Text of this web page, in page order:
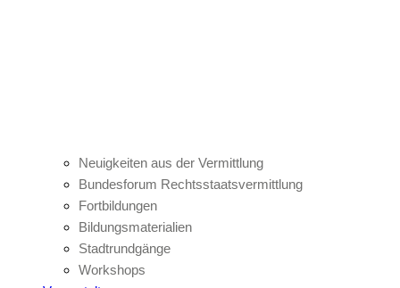
Neuigkeiten aus der Vermittlung
Bundesforum Rechtsstaatsvermittlung
Fortbildungen
Bildungsmaterialien
Stadtrundgänge
Workshops